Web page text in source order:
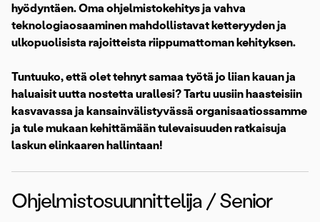
hyödyntäen. Oma ohjelmistokehitys ja vahva
teknologiaosaaminen mahdollistavat ketteryyden ja
ulkopuolisista rajoitteista riippumattoman kehityksen.
Tuntuuko, että olet tehnyt samaa työtä jo liian kauan ja
haluaisit uutta nostetta urallesi? Tartu uusiin haasteisiin
kasvavassa ja kansainvälistyvässä organisaatiossamme
ja tule mukaan kehittämään tulevaisuuden ratkaisuja
laskun elinkaaren hallintaan!
Ohjelmistosuunnittelija / Senior